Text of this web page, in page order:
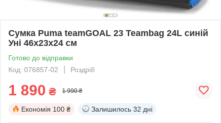
Сумка Puma teamGOAL 23 Teambag 24L синій
Уні 46x23x24 см
Готово до відправки
Код: 076857-02
Роздріб
1 890 ₴ 1 990 ₴
Економія 100 ₴ Залишилось 32 дні